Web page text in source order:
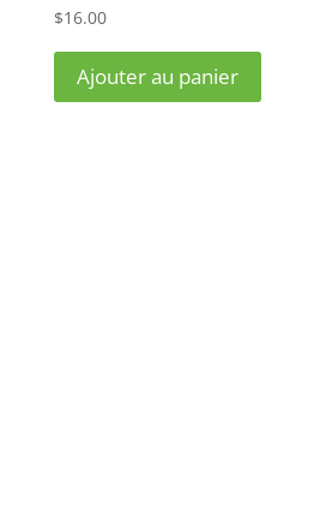
$16.00
Ajouter au panier